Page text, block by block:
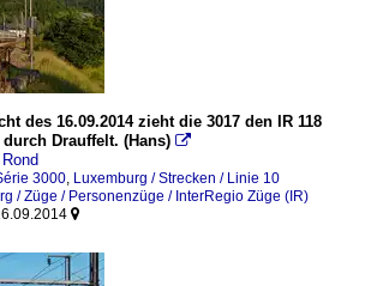
des 16.09.2014 zieht die 3017 den IR 118
Drauffelt. (Hans) 
3000, Luxemburg / Strecken / Linie 10
/ Züge / Personenzüge / InterRegio Züge (IR)
